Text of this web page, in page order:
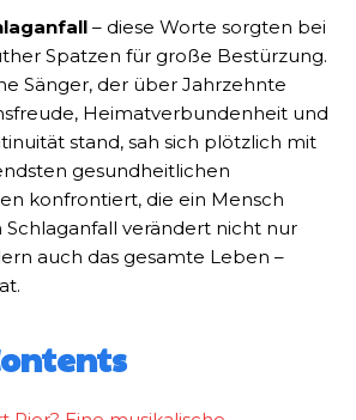
– diese Worte sorgten bei
Spatzen für große Bestürzung.
Sänger, der über Jahrzehnte
Heimatverbundenheit und
stand, sah sich plötzlich mit
gesundheitlichen
konfrontiert, die ein Mensch
Schlaganfall verändert nicht nur
auch das gesamte Leben –